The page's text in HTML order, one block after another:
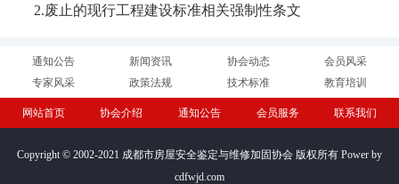
2.废止的现行工程建设标准相关强制性条文
通知公告 新闻资讯 协会动态
会员风采
专家风采
政策法规 技术标准 教育培训
网站首页 协会介绍 通知公告 会员服务 联系我们
Copyright © 2002-2021 成都市房屋安全鉴定与维修加固协会 版权所有 Power by
cdfwjd.com